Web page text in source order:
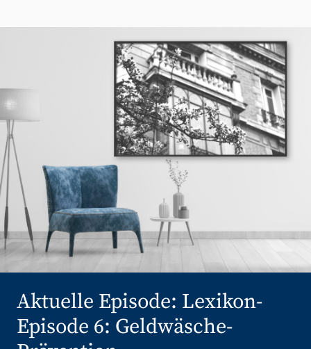
Lexikon-
Episode 6: Geldwäsche-